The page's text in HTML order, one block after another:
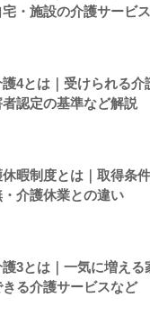
宅・施設の介護サービス
4とは｜受けられる介
者認定の基準など解説
暇制度とは｜取得条
介護休業との違い
3とは｜一気に増える
る介護サービスなど